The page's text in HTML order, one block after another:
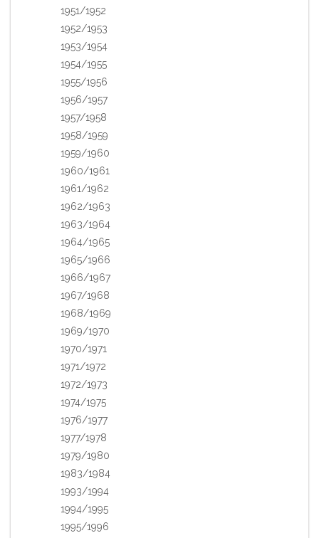
1951/1952
1952/1953
1953/1954
1954/1955
1955/1956
1956/1957
1957/1958
1958/1959
1959/1960
1960/1961
1961/1962
1962/1963
1963/1964
1964/1965
1965/1966
1966/1967
1967/1968
1968/1969
1969/1970
1970/1971
1971/1972
1972/1973
1974/1975
1976/1977
1977/1978
1979/1980
1983/1984
1993/1994
1994/1995
1995/1996